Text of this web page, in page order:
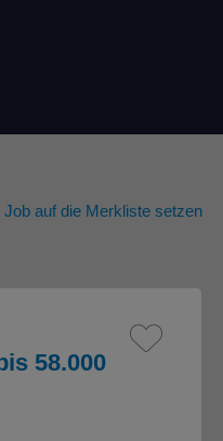
Job aufdie Merkliste setzen
58.000